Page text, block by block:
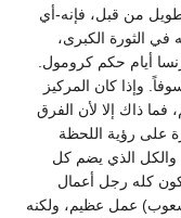
من قبل، فإنه-أي
في الثورة الكبرى،
أيام حكم كرومول.
وإذا كان المركيز
ذاك إلا لأن الفرق
على رؤية اللحظة
والكل الذي يضم كل
كله رجل أعمال
عمل عظيم، ولكنه